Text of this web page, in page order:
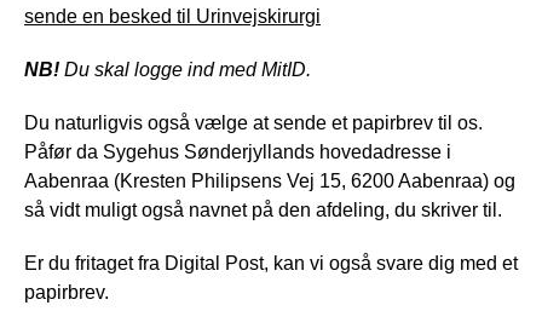
sende en besked til Urinvejskirurgi
NB! Du skal logge ind med MitID.
Du naturligvis også vælge at sende et papirbrev til os.
Påfør da Sygehus Sønderjyllands hovedadresse i
Aabenraa (Kresten Philipsens Vej 15, 6200 Aabenraa) og
så vidt muligt også navnet på den afdeling, du skriver til.
Er du fritaget fra Digital Post, kan vi også svare dig med et
papirbrev.